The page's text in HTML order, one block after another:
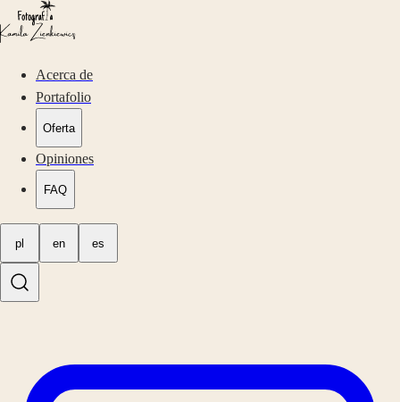
Acerca de
Portafolio
Oferta
Opiniones
FAQ
pl en es